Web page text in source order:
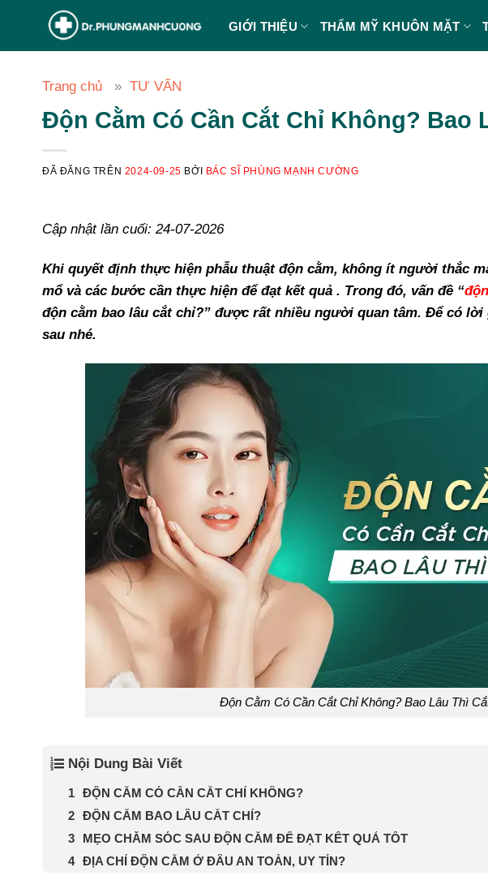
nội
GIỚI THIỆU THẨM MỸ KHUÔN MẶT
Trang chủ TƯ VẤN
Độn Cằm Có Cần Cắt Chỉ Không? Bao
ĐÃ ĐĂNG TRÊN 2024-09-25 BỞI BÁC SĨ PHÙNG MẠNH CƯỜNG
Cập nhật lần cuối: 24-07-2026
Khi quyết định thực hiện phẫu thuật độn cằm, không ít người thắc
mổ và các bước cần thực hiện để đạt kết quả . Trong đó, vấn đề “
độn cằm bao lâu cắt chỉ?” được rất nhiều người quan tâm. Để có
sau nhé.
Độn Cằm Có Cần Cắt Chỉ Không? Bao Lâu Thì
Nội Dung Bài Viết
ĐỘN CẰM CÓ CẦN CẮT CHỈ KHÔNG?
ĐỘN CẰM BAO LÂU CẮT CHỈ?
MẸO CHĂM SÓC SAU ĐỘN CẰM ĐỂ ĐẠT KẾT QUẢ TỐT
ĐỊA CHỈ ĐỘN CẰM Ở ĐÂU AN TOÀN, UY TÍN?